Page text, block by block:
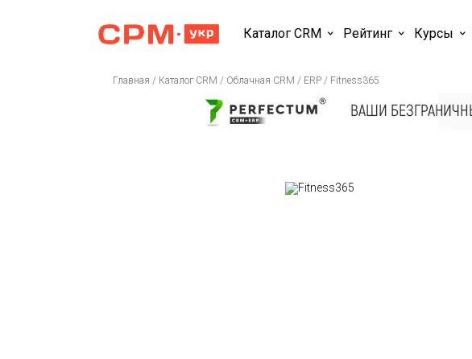
Каталог CRM Рейтинг Курсы
Главная / Каталог CRM / Облачная CRM / ERP / Fitness365